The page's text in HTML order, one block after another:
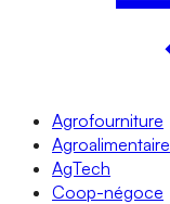
Agrofourniture
Agroalimentaire
AgTech
Coop-négoce